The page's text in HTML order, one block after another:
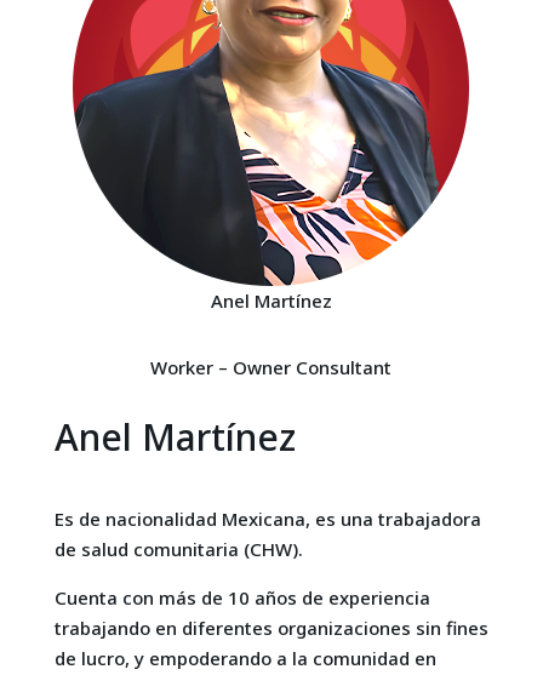
Anel Martínez
Worker – Owner Consultant
Anel Martínez
Es de nacionalidad Mexicana, es una trabajadora
de salud comunitaria (CHW).
Cuenta con más de 10 años de experiencia
trabajando en diferentes organizaciones sin fines
de lucro, y empoderando a la comunidad en